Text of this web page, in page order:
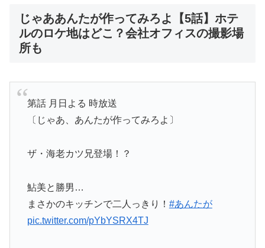
じゃああんたが作ってみろよ【5話】ホテ
ルのロケ地はどこ？会社オフィスの撮影場
所も
第話 月日よる 時放送
〔じゃあ、あんたが作ってみろよ〕
ザ・海老カツ兄登場！？
鮎美と勝男…
まさかのキッチンで二人っきり！ #あんたが
pic.twitter.com/pYbYSRX4TJ